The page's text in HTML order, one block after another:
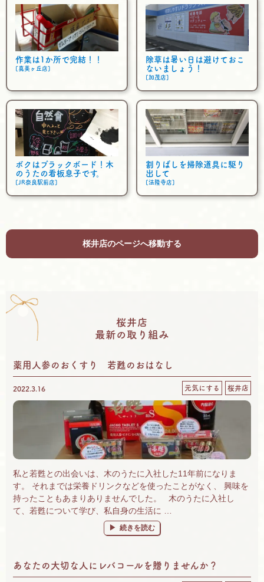
作業は1か所で完結！！
[真美ヶ丘店]
除草は暑い日は避けておこ
ないましょう！
[加茂店]
ボクはブラックボード！木
のうたの看板息子です。
[JR奈良駅前店]
割りばしを掃除道具に駆り
出して
[法隆寺店]
桜井店のページへ移動する
桜井店
最新の取り組み
薬用人参のおくすり 若甦のおはなし
2022.3.16 元気にする 桜井店
私と若甦との出会いは、木のうたに入社した11年前になりま
す。 それまでは栄養ドリンクなどを使ったことがなく、 興味を
持ったこともあまりありませんでした。 木のうたに入社し
て、若甦について学び、私自身の生活に …
“薬用人参のおくすり 若甦のおはなし” の
続きを読む
あなたの大切な人にレバコールを贈りませんか？